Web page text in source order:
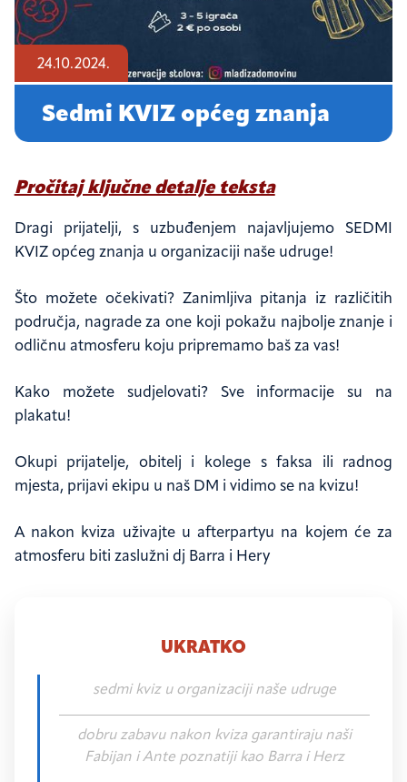
Sedmi KVIZ općeg znanja
24.10.2024.
Pročitaj ključne detalje teksta
Dragi prijatelji, s uzbuđenjem najavljujemo SEDMI
KVIZ općeg znanja u organizaciji naše udruge!
Što možete očekivati? Zanimljiva pitanja iz različitih
područja, nagrade za one koji pokažu najbolje znanje i
odličnu atmosferu koju pripremamo baš za vas!
Kako možete sudjelovati? Sve informacije su na
plakatu!
Okupi prijatelje, obitelj i kolege s faksa ili radnog
mjesta, prijavi ekipu u naš DM i vidimo se na kvizu!
A nakon kviza uživajte u afterpartyu na kojem će za
atmosferu biti zaslužni dj Barra i Hery
UKRATKO
Sedmi kviz u organizaciji naše udruge
dobru zabavu nakon kviza garantiraju naši
Fabijan i Ante poznatiji kao Barra i Herz